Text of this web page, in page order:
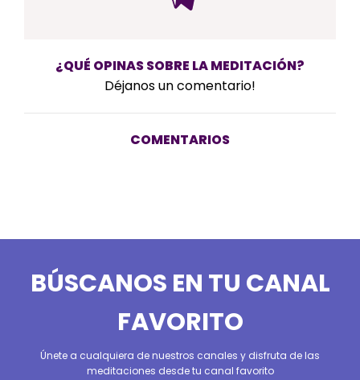
¿QUÉ OPINAS SOBRE LA MEDITACIÓN?
Déjanos un comentario!
COMENTARIOS
BÚSCANOS EN TU CANAL
FAVORITO
Únete a cualquiera de nuestros canales y disfruta de las
meditaciones desde tu canal favorito